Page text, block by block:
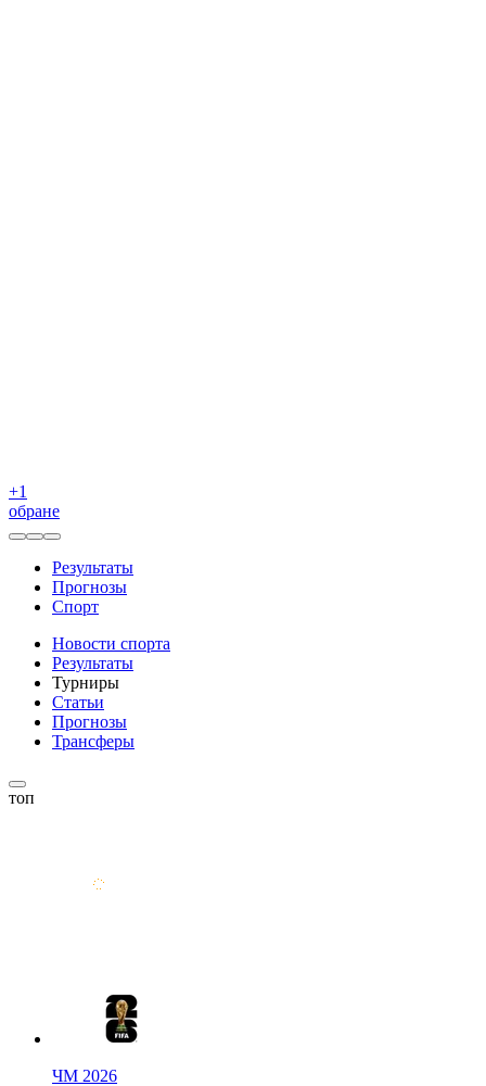
+1
обране
Результаты
Прогнозы
Спорт
Новости спорта
Результаты
Турниры
Статьи
Прогнозы
Трансферы
топ
ЧМ 2026